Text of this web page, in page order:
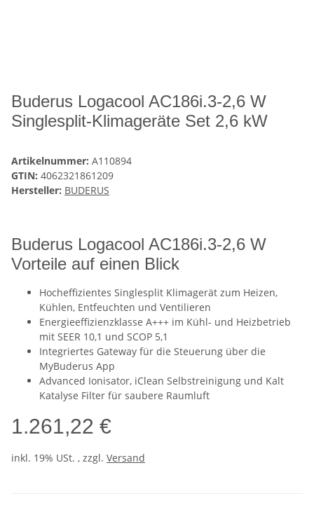
Buderus Logacool AC186i.3-2,6 W
Singlesplit-Klimageräte Set 2,6 kW
Artikelnummer: A110894
GTIN: 4062321861209
Hersteller: BUDERUS
Buderus Logacool AC186i.3-2,6 W
Vorteile auf einen Blick
Hocheffizientes Singlesplit Klimagerät zum Heizen,
Kühlen, Entfeuchten und Ventilieren
Energieeffizienzklasse A+++ im Kühl- und Heizbetrieb
mit SEER 10,1 und SCOP 5,1
Integriertes Gateway für die Steuerung über die
MyBuderus App
Advanced Ionisator, iClean Selbstreinigung und Kalt
Katalyse Filter für saubere Raumluft
1.261,22 €
inkl. 19% USt. , zzgl. Versand